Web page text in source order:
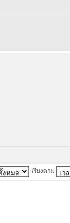
เรียงตาม